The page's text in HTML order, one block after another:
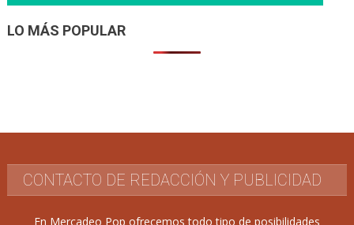
LO MÁS POPULAR
CONTACTO DE REDACCIÓN Y PUBLICIDAD
En Mercadeo Pop ofrecemos todo tipo de posibilidades